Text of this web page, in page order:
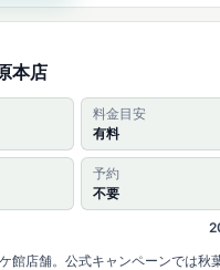
本店
料金目安
有料
予約
不要
館店舗。公式キャンペーンでは秋